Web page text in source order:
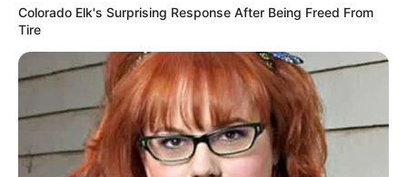
Colorado Elk's Surprising Response After Being Freed From
Tire